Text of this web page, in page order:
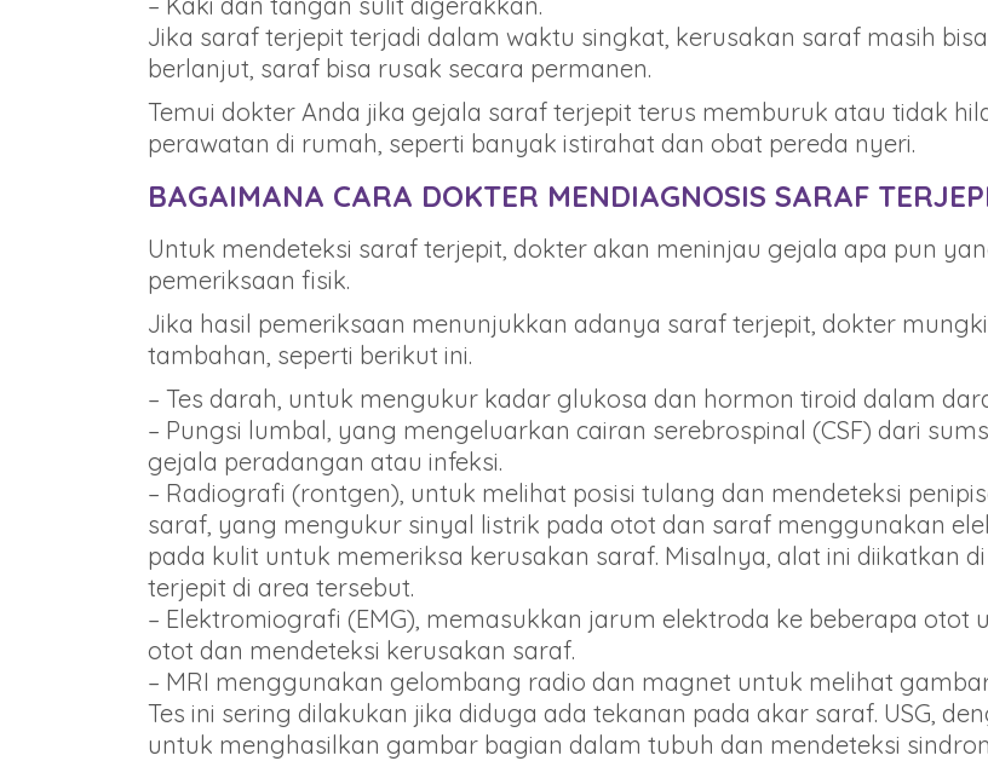
Jika saraf terjepit terjadi dalam waktu singkat, kerusakan saraf masih
berlanjut, saraf bisa rusak secara permanen.
Temui dokter Anda jika gejala saraf terjepit terus memburuk atau tidak
perawatan di rumah, seperti banyak istirahat dan obat pereda nyeri.
BAGAIMANA CARA DOKTER MENDIAGNOSIS SARAF
Untuk mendeteksi saraf terjepit, dokter akan meninjau gejala apa pun
pemeriksaan fisik.
Jika hasil pemeriksaan menunjukkan adanya saraf terjepit, dokter
tambahan, seperti berikut ini.
– Tes darah, untuk mengukur kadar glukosa dan hormon tiroid dalam
– Pungsi lumbal, yang mengeluarkan cairan serebrospinal (CSF) dari
gejala peradangan atau infeksi.
– Radiografi (rontgen), untuk melihat posisi tulang dan mendeteksi
saraf, yang mengukur sinyal listrik pada otot dan saraf menggunakan
pada kulit untuk memeriksa kerusakan saraf. Misalnya, alat ini diikatkan
terjepit di area tersebut.
– Elektromiografi (EMG), memasukkan jarum elektroda ke beberapa
otot dan mendeteksi kerusakan saraf.
– MRI menggunakan gelombang radio dan magnet untuk melihat
Tes ini sering dilakukan jika diduga ada tekanan pada akar saraf. USG,
untuk menghasilkan gambar bagian dalam tubuh dan mendeteksi